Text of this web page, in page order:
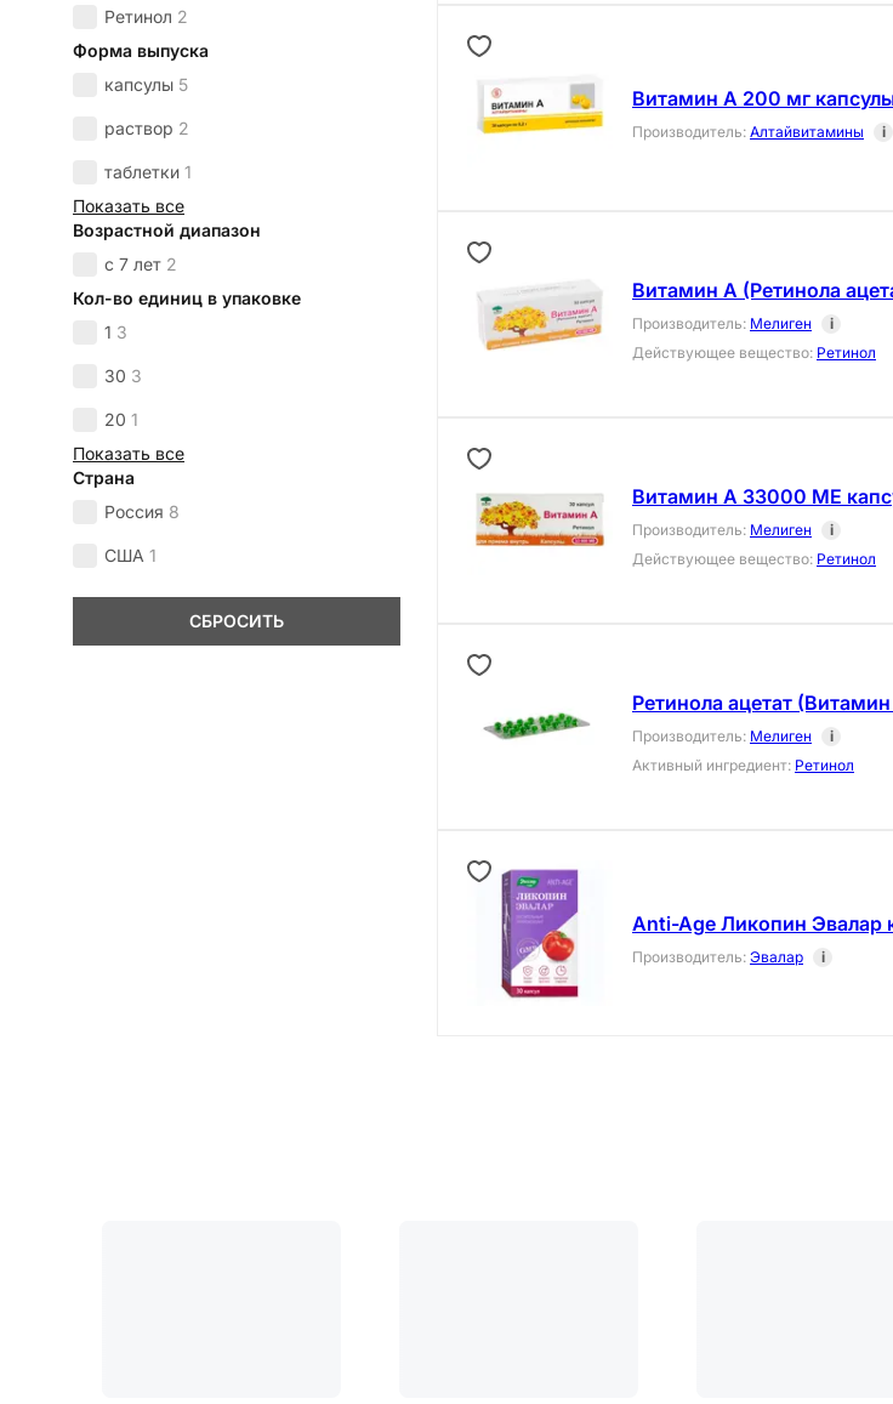
Ретинол 2
Форма выпуска
капсулы 5
раствор 2
таблетки 1
Показать все
Возрастной диапазон
с 7 лет 2
Кол-во единиц в упаковке
1 3
30 3
20 1
Показать все
Страна
Россия 8
США 1
СБРОСИТЬ
Витамин А 200 мг
Производитель: Алтайвитамины i
Витамин А (Ретинола
Производитель: Мелиген
i
Действующее вещество: Ретинол
Витамин А 33000 МЕ
Производитель: Мелиген
i
Действующее вещество: Ретинол
Ретинола ацетат
Производитель: Мелиген
i
Активный ингредиент: Ретинол
Anti-Age Ликопин Эвалар
Производитель: Эвалар i